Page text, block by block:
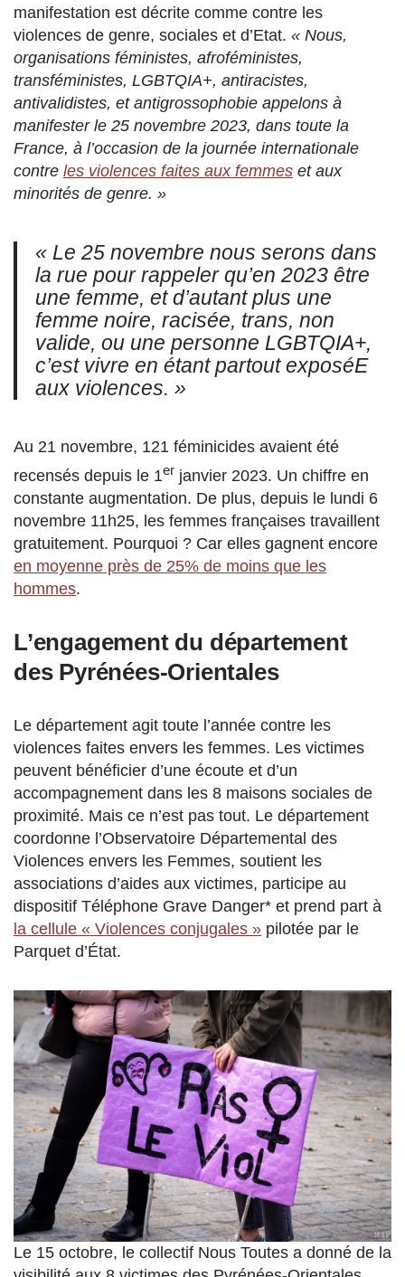
manifestation est décrite comme contre les
violences de genre, sociales et d’Etat. « Nous,
organisations féministes, afroféministes,
transféministes, LGBTQIA+, antiracistes,
antivalidistes, et antigrossophobie appelons à
manifester le 25 novembre 2023, dans toute la
France, à l’occasion de la journée internationale
contre les violences faites aux femmes et aux
minorités de genre. »
« Le 25 novembre nous serons dans
la rue pour rappeler qu’en 2023 être
une femme, et d’autant plus une
femme noire, racisée, trans, non
valide, ou une personne LGBTQIA+,
c’est vivre en étant partout exposéE
aux violences. »
Au 21 novembre, 121 féminicides avaient été
recensés depuis le 1er janvier 2023. Un chiffre en
constante augmentation. De plus, depuis le lundi 6
novembre 11h25, les femmes françaises travaillent
gratuitement. Pourquoi ? Car elles gagnent encore
en moyenne près de 25% de moins que les
hommes.
L’engagement du département
des Pyrénées-Orientales
Le département agit toute l’année contre les
violences faites envers les femmes. Les victimes
peuvent bénéficier d’une écoute et d’un
accompagnement dans les 8 maisons sociales de
proximité. Mais ce n’est pas tout. Le département
coordonne l’Observatoire Départemental des
Violences envers les Femmes, soutient les
associations d’aides aux victimes, participe au
dispositif Téléphone Grave Danger* et prend part à
la cellule « Violences conjugales » pilotée par le
Parquet d’État.
Le 15 octobre, le collectif Nous Toutes a donné de la